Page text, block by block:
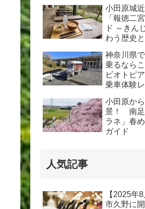
小田原城
「報徳二
ド ～きん
わう歴史
神奈川県
乗るなら
ビオトピ
乗車体験
小田原か
景！ 南足
ラネ」春
ガイド
人気記事
【2025年
市久野に